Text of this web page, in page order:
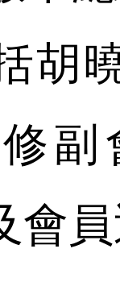
胡
會